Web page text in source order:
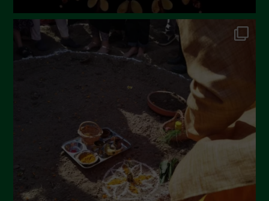
Novembre 2022
Ottobre 2022
Settembre 2022
Aprile 2022
Febbraio 2022